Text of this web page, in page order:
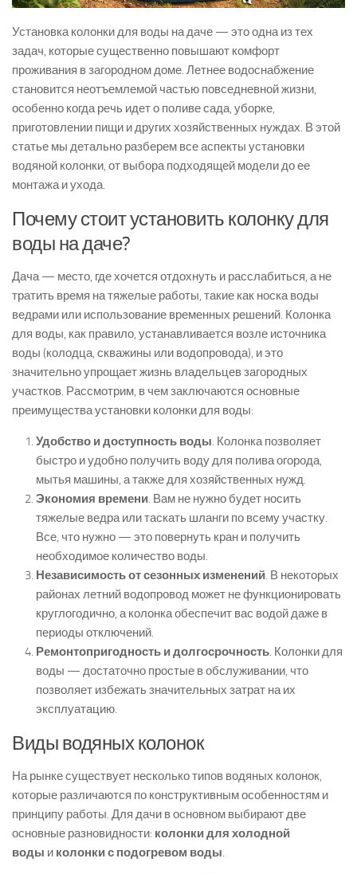
Установка колонки для воды на даче — это одна из тех
задач, которые существенно повышают комфорт
проживания в загородном доме. Летнее водоснабжение
становится неотъемлемой частью повседневной жизни,
особенно когда речь идет о поливе сада, уборке,
приготовлении пищи и других хозяйственных нуждах. В этой
статье мы детально разберем все аспекты установки
водяной колонки, от выбора подходящей модели до ее
монтажа и ухода.
Почему стоит установить колонку для
воды на даче?
Дача — место, где хочется отдохнуть и расслабиться, а не
тратить время на тяжелые работы, такие как носка воды
ведрами или использование временных решений. Колонка
для воды, как правило, устанавливается возле источника
воды (колодца, скважины или водопровода), и это
значительно упрощает жизнь владельцев загородных
участков. Рассмотрим, в чем заключаются основные
преимущества установки колонки для воды:
Удобство и доступность воды. Колонка позволяет
быстро и удобно получить воду для полива огорода,
мытья машины, а также для хозяйственных нужд.
Экономия времени. Вам не нужно будет носить
тяжелые ведра или таскать шланги по всему участку.
Все, что нужно — это повернуть кран и получить
необходимое количество воды.
Независимость от сезонных изменений. В некоторых
районах летний водопровод может не функционировать
круглогодично, а колонка обеспечит вас водой даже в
периоды отключений.
Ремонтопригодность и долгосрочность. Колонки для
воды — достаточно простые в обслуживании, что
позволяет избежать значительных затрат на их
эксплуатацию.
Виды водяных колонок
На рынке существует несколько типов водяных колонок,
которые различаются по конструктивным особенностям и
принципу работы. Для дачи в основном выбирают две
основные разновидности: колонки для холодной
воды и колонки с подогревом воды.